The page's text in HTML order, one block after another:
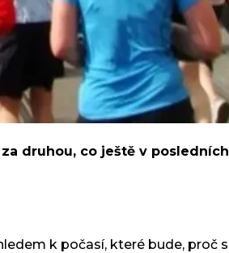
druhou, co ještě v
k počasí, které bude, proč